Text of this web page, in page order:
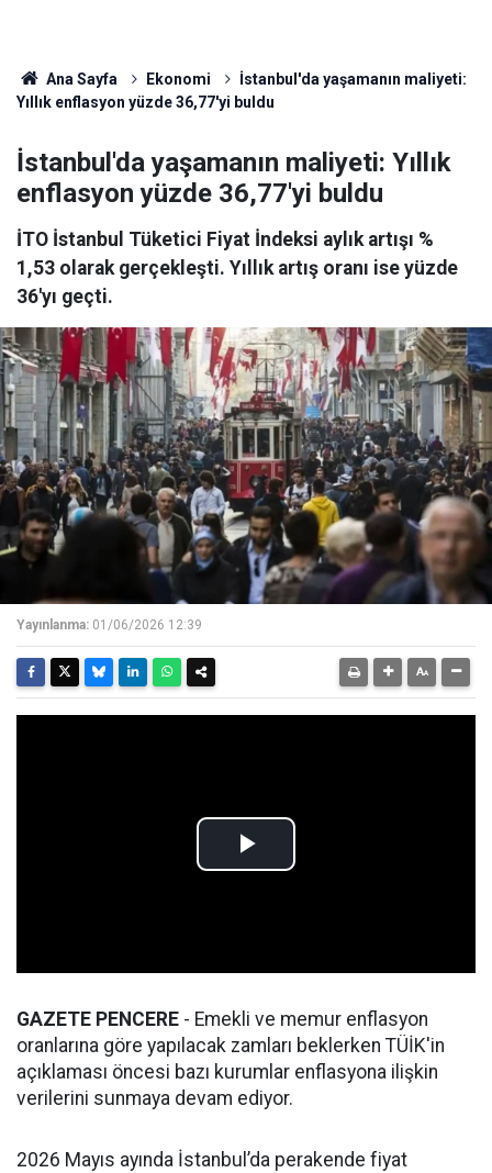
Ana Sayfa Ekonomi
İstanbul'da yaşamanın maliyeti:
Yıllık enflasyon yüzde 36,77'yi buldu
İstanbul'da yaşamanın maliyeti: Yıllık
enflasyon yüzde 36,77'yi buldu
İTO İstanbul Tüketici Fiyat İndeksi aylık artışı %
1,53 olarak gerçekleşti. Yıllık artış oranı ise yüzde
36'yı geçti.
Yayınlanma: 01/06/2026 12:39
GAZETE PENCERE - Emekli ve memur enflasyon
oranlarına göre yapılacak zamları beklerken TÜİK'in
açıklaması öncesi bazı kurumlar enflasyona ilişkin
verilerini sunmaya devam ediyor.
2026 Mayıs ayında İstanbul’da perakende fiyat